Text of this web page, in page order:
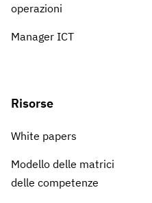
operazioni
Manager ICT
Risorse
White papers
Modello delle matrici
delle competenze